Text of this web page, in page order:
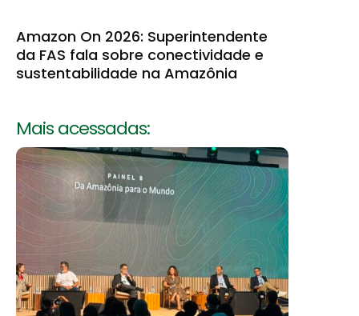
Amazon On 2026: Superintendente
da FAS fala sobre conectividade e
sustentabilidade na Amazônia
Mais acessadas: